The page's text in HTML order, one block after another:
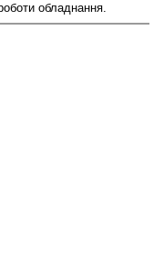
обладнання.